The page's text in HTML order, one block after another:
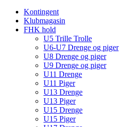
Kontingent
Klubmagasin
FHK hold
U5 Trille Trolle
U6-U7 Drenge og piger
U8 Drenge og piger
U9 Drenge og piger
U11 Drenge
U11 Piger
U13 Drenge
U13 Piger
U15 Drenge
U15 Piger